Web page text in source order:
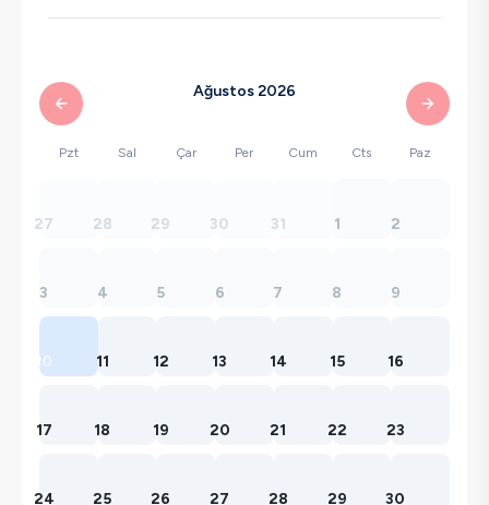
Ağustos 2026
Pzt Sal Çar Per Cum Cts Paz
27 28 29 30 31 1 2
3 4 5 6 7 8 9
10 11 12 13 14 15 16
17 18 19 20 21 22 23
24 25 26 27 28 29 30